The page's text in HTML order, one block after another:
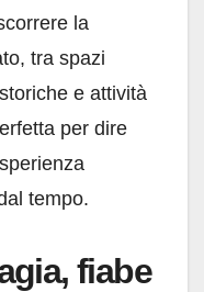
la
tra spazi
e attività
per dire
tempo.
fiabe